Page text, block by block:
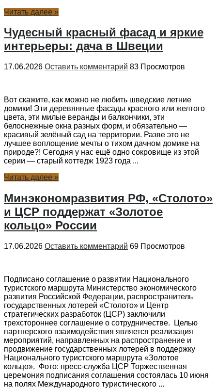
Читать далее »
Чудесный красный фасад и яркие
интерьеры: дача в Швеции
17.06.2026 Оставить комментарий 83 Просмотров
Вот скажите, как можно не любить шведские летние
домики! Эти деревянные фасады красного или желтого
цвета, эти милые веранды и балкончики, эти
белоснежные окна разных форм, и обязательно —
красивый зелёный сад на территории. Разве это не
лучшее воплощение мечты о тихом дачном домике на
природе?! Сегодня у нас ещё одно сокровище из этой
серии — старый коттедж 1923 года ...
Читать далее »
Минэкономразвития РФ, «Столото»
и ЦСР поддержат «Золотое
кольцо» России
17.06.2026 Оставить комментарий 69 Просмотров
Подписано соглашение о развитии Национального
туристского маршрута Министерство экономического
развития Российской Федерации, распространитель
государственных лотерей «Столото» и Центр
стратегических разработок (ЦСР) заключили
трехстороннее соглашение о сотрудничестве. Целью
партнерского взаимодействия является реализация
мероприятий, направленных на распространение и
продвижение государственных лотерей в поддержку
Национального туристского маршрута «Золотое
кольцо». Фото: пресс-служба ЦСР Торжественная
церемония подписания соглашения состоялась 10 июня
на полях Международного туристического ...